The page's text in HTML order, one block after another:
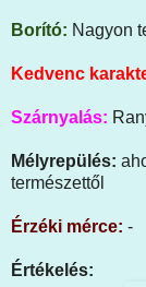
Borító: Nagyon
Kedvenc
Szárnyalás:
Mélyrepülés:
természettől
Érzéki mérce: -
Értékelés: